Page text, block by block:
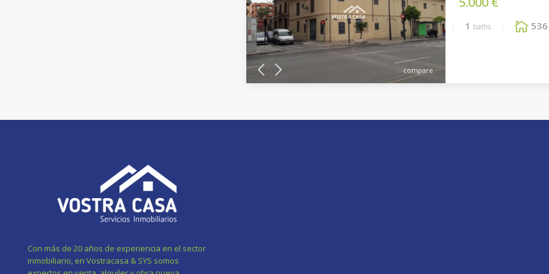
compare
1 baths
Con más de 20 años de experiencia en el sector
inmobiliario, en Vostracasa & SYS somos